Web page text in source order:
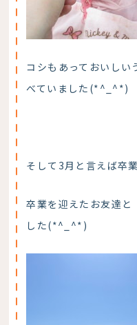
コシもあっておいしい
べていました(*^_^*)
そして3月と言えば卒
卒業を迎えたお友達と
した(*^_^*)